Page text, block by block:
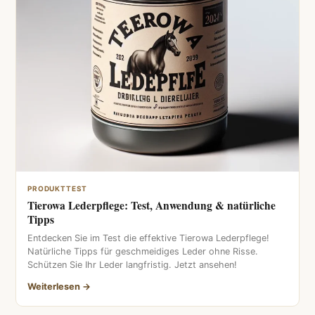
PRODUKTTEST
Tierowa Lederpflege: Test, Anwendung & natürliche
Tipps
Entdecken Sie im Test die effektive Tierowa Lederpflege!
Natürliche Tipps für geschmeidiges Leder ohne Risse.
Schützen Sie Ihr Leder langfristig. Jetzt ansehen!
Weiterlesen →